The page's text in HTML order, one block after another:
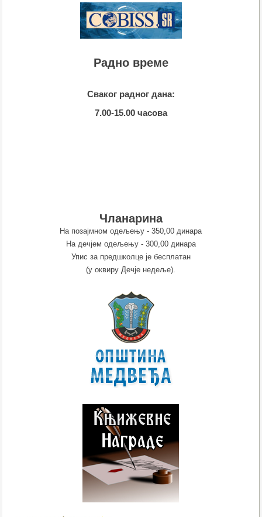
Радно време
Сваког радног дана:
7.00-15.00 часова
Чланарина
На позајмном одељењу - 350,00 динара
На дечјем одељењу - 300,00 динара
Упис за предшколце је бесплатан
(у оквиру Дечје недеље).